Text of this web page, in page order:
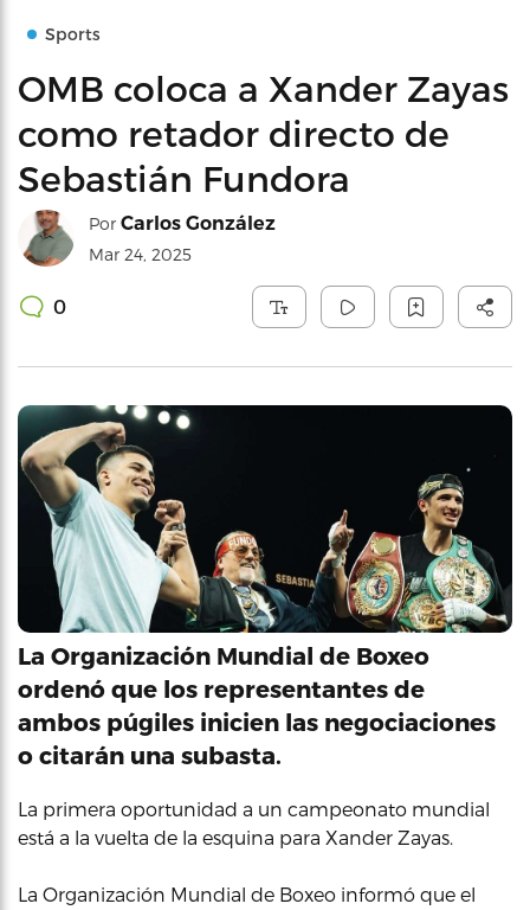
Sports
OMB coloca a Xander Zayas
como retador directo de
Sebastián Fundora
Por Carlos González
Mar 24, 2025
0
La Organización Mundial de Boxeo
ordenó que los representantes de
ambos púgiles inicien las negociaciones
o citarán una subasta.
La primera oportunidad a un campeonato mundial
está a la vuelta de la esquina para Xander Zayas.
La Organización Mundial de Boxeo informó que el